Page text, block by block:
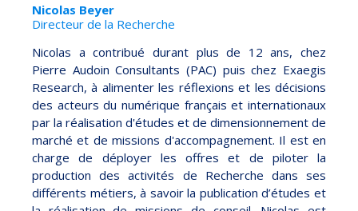
Nicolas Beyer
Directeur de la Recherche
Nicolas a contribué durant plus de 12 ans, chez
Pierre Audoin Consultants (PAC) puis chez Exaegis
Research, à alimenter les réflexions et les décisions
des acteurs du numérique français et internationaux
par la réalisation d'études et de dimensionnement de
marché et de missions d'accompagnement. Il est en
charge de déployer les offres et de piloter la
production des activités de Recherche dans ses
différents métiers, à savoir la publication d’études et